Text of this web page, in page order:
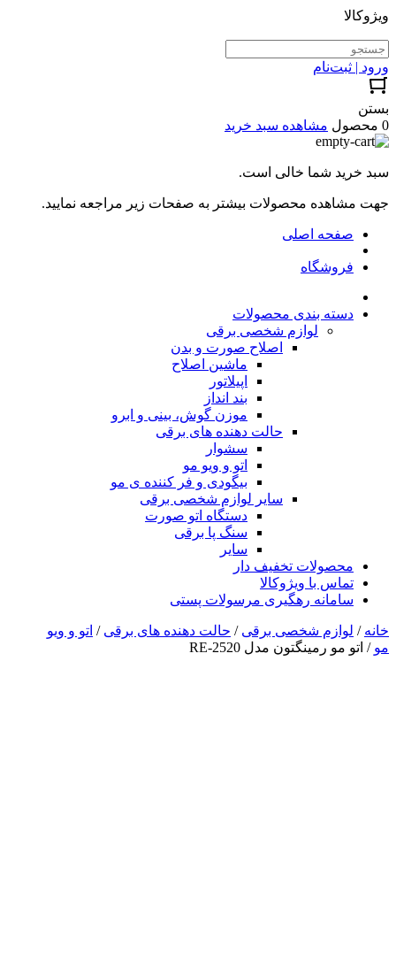
ویژوکالا
ورود | ثبت‌نام
بستن
0 محصول
مشاهده سبد خرید
سبد خرید شما خالی است.
جهت مشاهده محصولات بیشتر به صفحات زیر مراجعه نمایید.
صفحه اصلی
فروشگاه
دسته بندی محصولات
لوازم شخصی برقی
اصلاح صورت و بدن
ماشین اصلاح
اپیلاتور
بند انداز
موزن گوش، بینی و ابرو
حالت دهنده های برقی
سشوار
اتو و ویو مو
بیگودی و فر کننده ی مو
سایر لوازم شخصی برقی
دستگاه اتو صورت
سنگ پا برقی
سایر
محصولات تخفیف دار
تماس با ویژوکالا
سامانه رهگیری مرسولات پستی
خانه / لوازم شخصی برقی / حالت دهنده های برقی / اتو و ویو
مو / اتو مو رمینگتون مدل RE-2520